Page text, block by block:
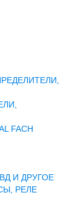
FACH
И ДРУГОЕ
РЕЛЕ